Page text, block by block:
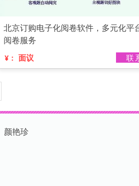
北京订购电子化阅卷软件，多元化平
阅卷服务
¥： 面议 联
颜艳珍